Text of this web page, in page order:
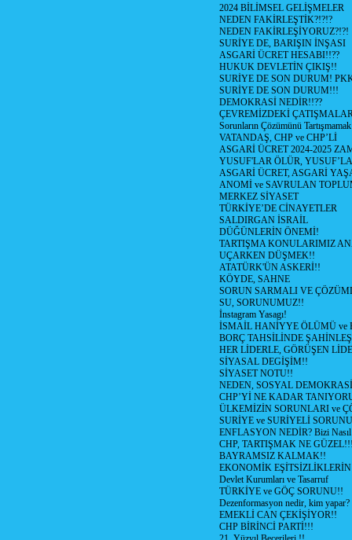
2024 BİLİMSEL GELİŞMELER
NEDEN FAKİRLEŞTİK?!?!?
NEDEN FAKİRLEŞİYORUZ?!?!
SURİYE DE, BARIŞIN İNŞASI
ASGARİ ÜCRET HESABI!!??
HUKUK DEVLETİN ÇIKIŞ!!
SURİYE DE SON DURUM!
SURİYE DE SON DURUM!!!
DEMOKRASİ NEDİR!!??
ÇEVREMİZDEKİ
Sorunların Çözümünü
VATANDAŞ, CHP ve CHP’Lİ
ASGARİ ÜCRET 2024-2025
YUSUF'LAR ÖLÜR,
ASGARİ ÜCRET, ASGARİ
ANOMİ ve SAVRULAN
MERKEZ SİYASET
TÜRKİYE’DE CİNAYETLER
SALDIRGAN İSRAİL
DÜĞÜNLERİN ÖNEMİ!
TARTIŞMA KONULARIMIZ
UÇARKEN DÜŞMEK!!
ATATÜRK'ÜN ASKERİ!!
KÖYDE, SAHNE
SORUN SARMALI VE
SU, SORUNUMUZ!!
İnstagram Yasagı!
İSMAİL HANİYYE ÖLÜMÜ ve
BORÇ TAHSİLİNDE
HER LİDERLE, GÖRÜŞEN
SİYASAL DEGİŞİM!!
SİYASET NOTU!!
NEDEN, SOSYAL
CHP’Yİ NE KADAR
ÜLKEMİZİN SORUNLARI ve
SURİYE ve SURİYELİ
ENFLASYON NEDİR? Bizi
CHP, TARTIŞMAK NE
BAYRAMSIZ KALMAK!!
EKONOMİK
Devlet Kurumları ve Tasarruf
TÜRKİYE ve GÖÇ SORUNU!!
Dezenformasyon nedir, kim yapar?
EMEKLİ CAN ÇEKİŞİYOR!!
CHP BİRİNCİ PARTİ!!!